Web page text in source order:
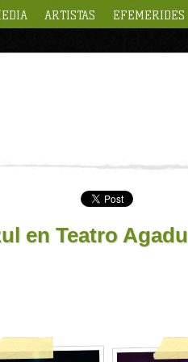
ARTISTAS EFEMERIDES
en Teatro Agadu